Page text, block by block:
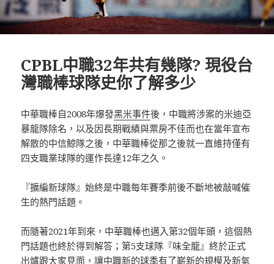
CPBL中職32年共有幾隊? 現役台
灣職棒球隊史你了解多少
中華職棒自2008年爆發黑米事件後，中職將涉案的米迪亞
暴龍隊除名，以及因長期戰績與票房不佳而也在當年宣布
解散的中信鯨隊之後，中華職棒從那之後就一直維持僅有
四支職業球隊的運作長達12年之久。
『擴編新球隊』始終是中職每年賽季前後不斷地被敲喊催
生的熱門話題。
而隨著2021年到來，中華職棒也邁入第32個年頭，這個熱
門話題也終於得到解答；第5支球隊『味全龍』終於正式
出爐跟大家見面，讓中職新的球季有了嶄新的規模及新氣